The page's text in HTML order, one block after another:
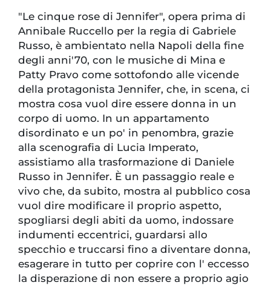
"Le cinque rose di Jennifer", opera prima di
Annibale Ruccello per la regia di Gabriele
Russo, è ambientato nella Napoli della fine
degli anni'70, con le musiche di Mina e
Patty Pravo come sottofondo alle vicende
della protagonista Jennifer, che, in scena, ci
mostra cosa vuol dire essere donna in un
corpo di uomo. In un appartamento
disordinato e un po' in penombra, grazie
alla scenografia di Lucia Imperato,
assistiamo alla trasformazione di Daniele
Russo in Jennifer. È un passaggio reale e
vivo che, da subito, mostra al pubblico cosa
vuol dire modificare il proprio aspetto,
spogliarsi degli abiti da uomo, indossare
indumenti eccentrici, guardarsi allo
specchio e truccarsi fino a diventare donna,
esagerare in tutto per coprire con l' eccesso
la disperazione di non essere a proprio agio